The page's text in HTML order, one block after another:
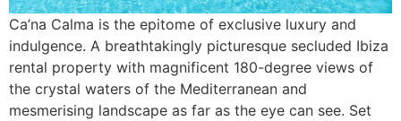
Ca’na Calma is the epitome of exclusive luxury and
indulgence. A breathtakingly picturesque secluded Ibiza
rental property with magnificent 180-degree views of
the crystal waters of the Mediterranean and
mesmerising landscape as far as the eye can see. Set